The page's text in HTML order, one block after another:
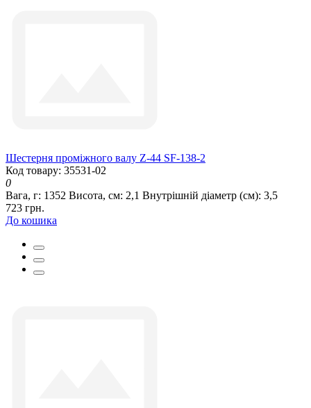
Шестерня проміжного валу Z-44 SF-138-2
Код товару: 35531-02
0
Вага, г: 1352 Висота, см: 2,1 Внутрішній діаметр (см): 3,5
723 грн.
До кошика